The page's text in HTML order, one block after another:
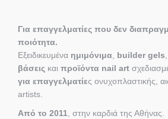
Για επαγγελματίες που δεν
ποιότητα.
Εξειδικευμένα ημιμόνιμα, builder gels,
βάσεις και προϊόντα nail art
για επαγγελματίες ονυχοπλαστικής,
artists.
Από το 2011, στην καρδιά της Αθήνας.